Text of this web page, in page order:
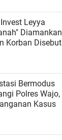
Leyya
Diamankan
Korban Disebut
Bermodus
Polres Wajo,
Kasus